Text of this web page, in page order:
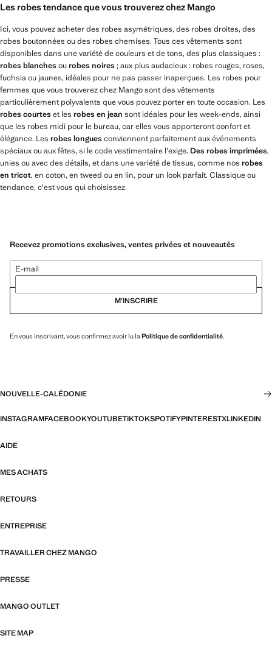
Les robes tendance que vous trouverez chez Mango
Ici, vous pouvez acheter des robes asymétriques, des robes droites, des
robes boutonnées ou des robes chemises. Tous ces vêtements sont
disponibles dans une variété de couleurs et de tons, des plus classiques :
robes blanchesourobes noires; aux plus audacieux : robes rouges, roses,
fuchsia ou jaunes, idéales pour ne pas passer inaperçues. Les robes pour
femmes que vous trouverez chez Mango sont des vêtements
particulièrement polyvalents que vous pouvez porter en toute occasion. Les
robes courteset les robes en jean sont idéales pour les week-ends, ainsi
que les robes midi pour le bureau, car elles vous apporteront confort et
élégance. Les robes longuesconviennent parfaitement aux événements
spéciaux ou aux fêtes, si le code vestimentaire l'exige. Des robes imprimées,
unies ou avec des détails, et dans une variété de tissus, comme nos robes
en tricot, en coton, en tweed ou en lin, pour un look parfait. Classique ou
tendance, c'est vous qui choisissez.
Recevez promotions exclusives, ventes privées et nouveautés
E-mail
M’INSCRIRE
En vous inscrivant, vous confirmez avoir lu laPolitique de confidentialité.
NOUVELLE-CALÉDONIE
INSTAGRAMFACEBOOKYOUTUBETIKTOKSPOTIFYPINTERESTXLINKEDIN
AIDE
MES ACHATS
RETOURS
ENTREPRISE
TRAVAILLER CHEZ MANGO
PRESSE
MANGO OUTLET
SITE MAP